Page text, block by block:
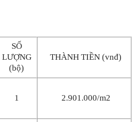
SỐ
LƯỢNG
(bộ)
THÀNH TIỀN (vnđ)
1 2.901.000/m2